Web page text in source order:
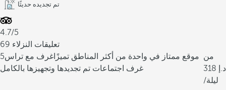
تم تجديده حديثًا
4.7/5
69 تعليقات النزلاء
موقع ممتاز في واحدة من أكثر المناطق تميزًا غرف مع تراس5
غرف اجتماعات تم تجديدها وتجهيزها بالكامل
من
318
/ليلة